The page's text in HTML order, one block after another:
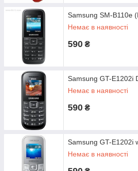
Samsung SM-B110e
Немає в наявності
590 ₴
Samsung GT-E1202i
Немає в наявності
590 ₴
Samsung GT-E1202i
Немає в наявності